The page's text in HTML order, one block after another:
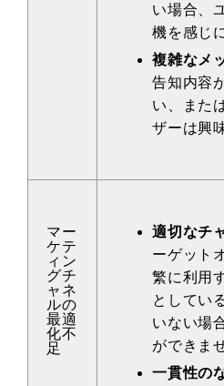
い場合、
機を感じ
複雑なメ
告知内容
い、また
ザーは興
マー
ケテ
ィン
グチ
ャネ
ルの
最適
化不
足
適切なチ
ーゲット
繁に利用
としてい
いない場
ができま
一貫性の